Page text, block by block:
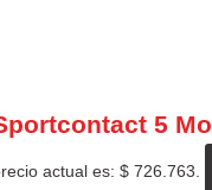
5 Mo
actual es: $ 726.763.